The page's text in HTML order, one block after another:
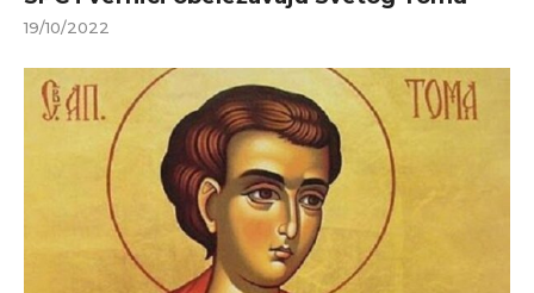
19/10/2022